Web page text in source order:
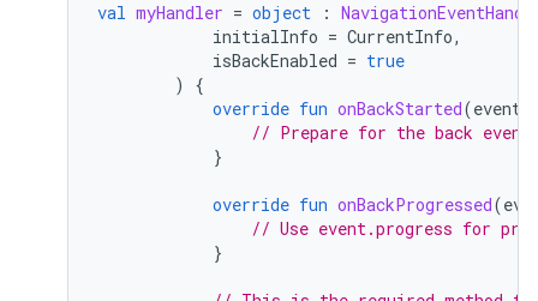
val myHandler = object :
initialInfo = CurrentInfo,
isBackEnabled = true
)
{
override fun onBackStarted(event
// Prepare for the back event
}
override fun onBackProgressed(
// Use event.progress for
}